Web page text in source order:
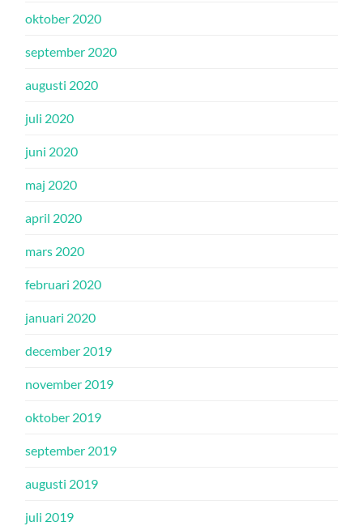
oktober 2020
september 2020
augusti 2020
juli 2020
juni 2020
maj 2020
april 2020
mars 2020
februari 2020
januari 2020
december 2019
november 2019
oktober 2019
september 2019
augusti 2019
juli 2019